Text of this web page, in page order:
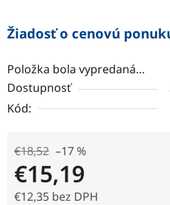
Žiadosť o cenovú
Položka bola vypredaná…
Dostupnosť
Kód:
€18,52 –17 %
€15,19
€12,35 bez DPH